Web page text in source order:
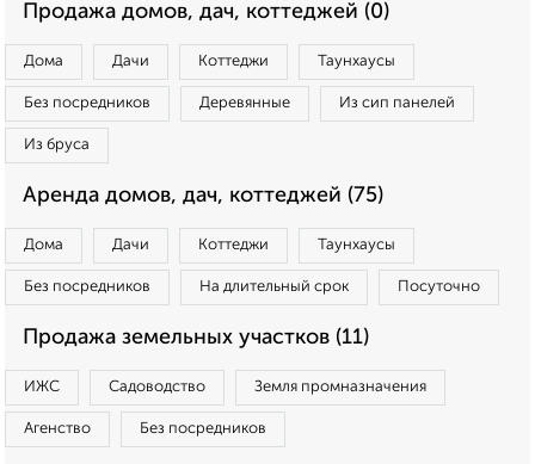
Продажа домов, дач, коттеджей (0)
Дома Дачи Коттеджи Таунхаусы
Без посредников Деревянные Из сип панелей
Из бруса
Аренда домов, дач, коттеджей (75)
Дома Дачи Коттеджи Таунхаусы
Без посредников На длительный срок Посуточно
Продажа земельных участков (11)
ИЖС Садоводство Земля промназначения
Агенство Без посредников